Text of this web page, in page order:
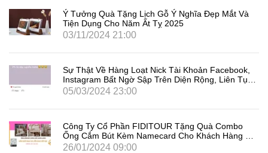
Ý Tưởng Quà Tặng Lịch Gỗ Ý Nghĩa Đẹp Mắt Và
Tiện Dụng Cho Năm Ất Tỵ 2025
03/11/2024 21:00
Sự Thật Về Hàng Loạt Nick Tài Khoản Facebook,
Instagram Bất Ngờ Sập Trên Diện Rộng, Liên Tục
Đăng Xuất Người Dùng Là Gì
05/03/2024 23:00
Công Ty Cổ Phần FIDITOUR Tặng Quà Combo
Ống Cắm Bút Kèm Namecard Cho Khách Hàng Dịp
8/3
26/01/2024 09:00